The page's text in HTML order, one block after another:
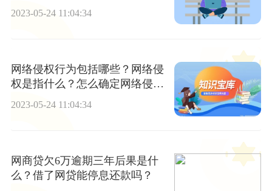
2023-05-24 11:04:34
网络侵权行为包括哪些？网络侵
权是指什么？怎么确定网络侵权
2023-05-24 11:04:34
网商贷欠6万逾期三年后果是什
么？借了网贷能停息还款吗？